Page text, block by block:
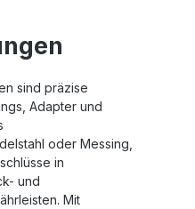
sind präzise
Adapter und
oder Messing,
in
und
Mit